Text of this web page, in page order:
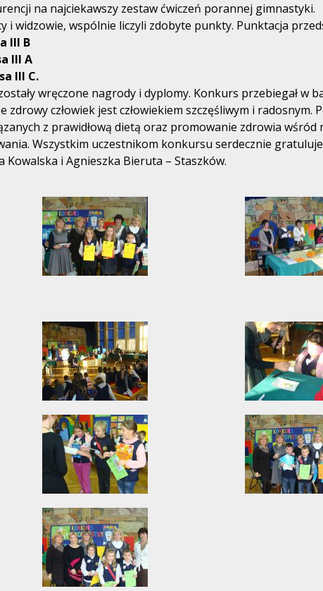
na najciekawszy zestaw ćwiczeń porannej gimnastyki.
i widzowie, wspólnie liczyli zdobyte punkty. Punktacja
III B
III A
III C.
wręczone nagrody i dyplomy. Konkurs przebiegał w
człowiek jest człowiekiem szczęśliwym i radosnym.
z prawidłową dietą oraz promowanie zdrowia
Wszystkim uczestnikom konkursu serdecznie
Kowalska i Agnieszka Bieruta – Staszków.